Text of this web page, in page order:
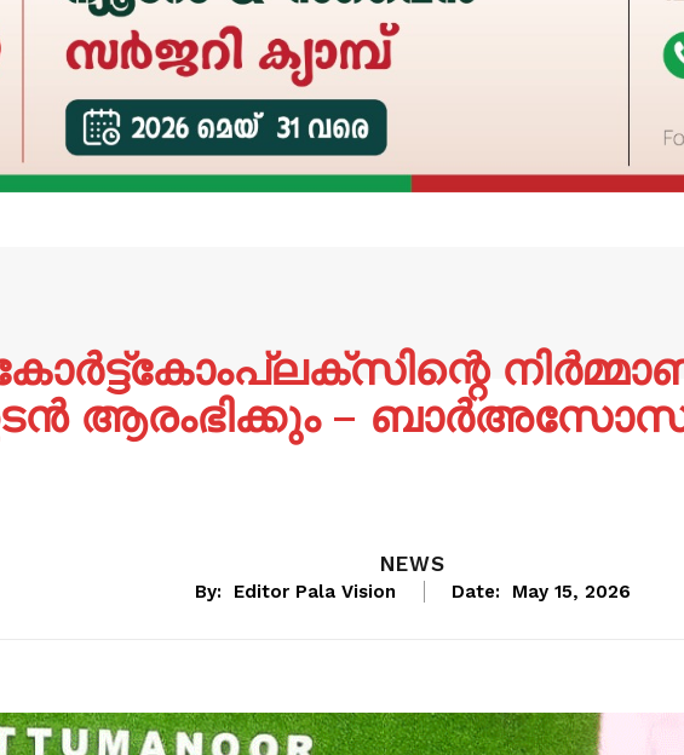
ആരംഭിക്കും –
NEWS
By: Editor Pala Vision Date: May 15, 2026